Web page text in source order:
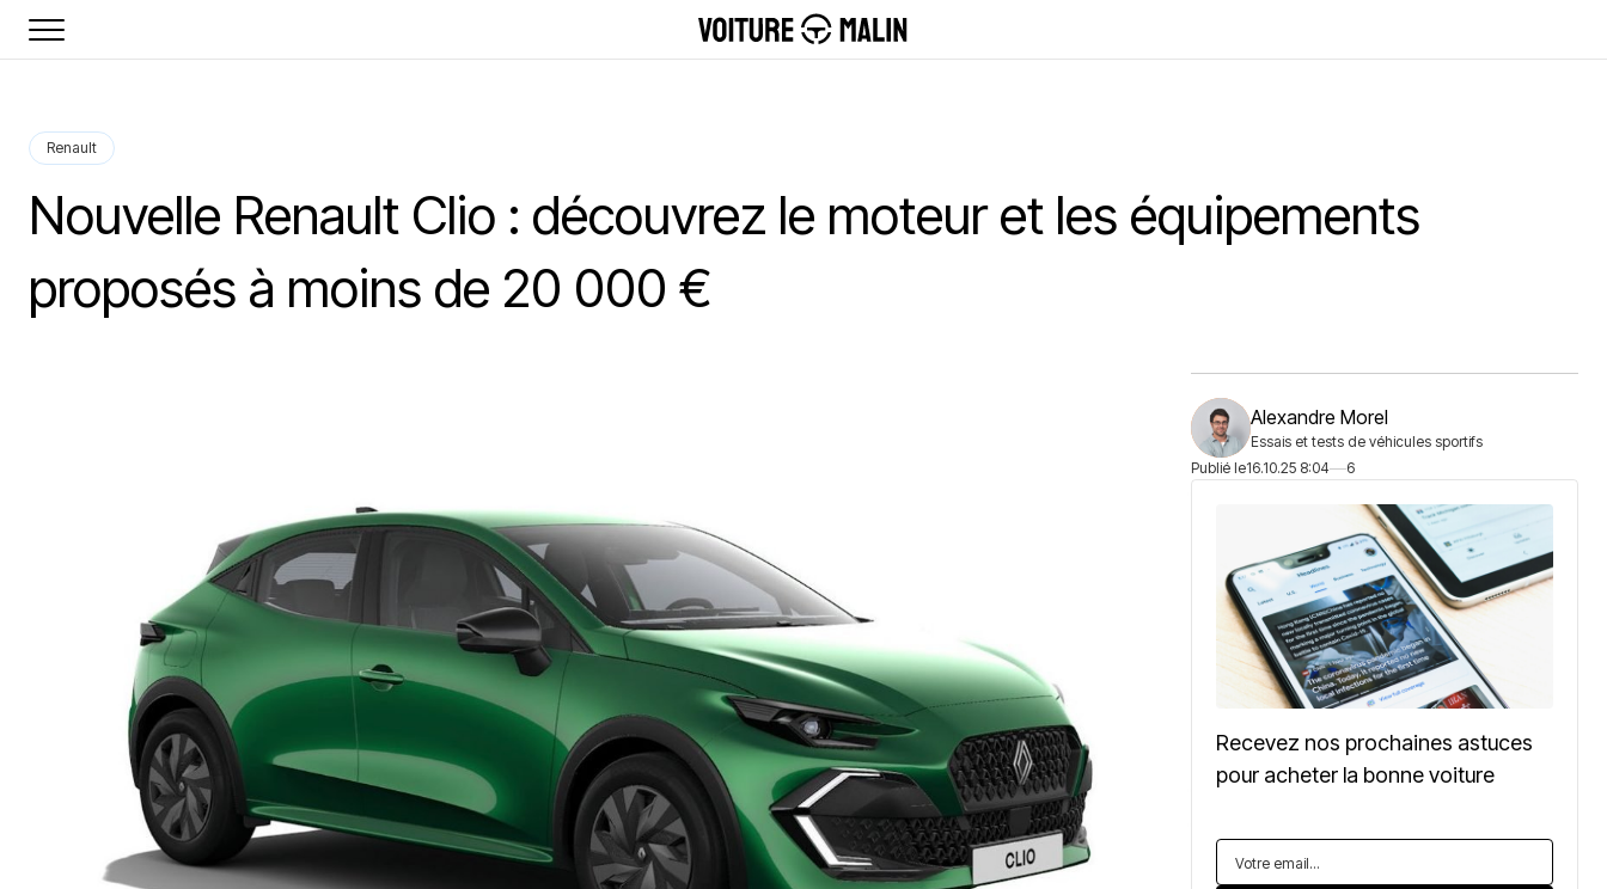
Renault
Nouvelle Renault Clio : découvrez le moteur et les équipements
proposés à moins de 20 000 €
Alexandre Morel
Essais et tests de véhicules sportifs
Publié le16.10.25 8:04 6
Recevez nos prochaines astuces
pour acheter la bonne voiture